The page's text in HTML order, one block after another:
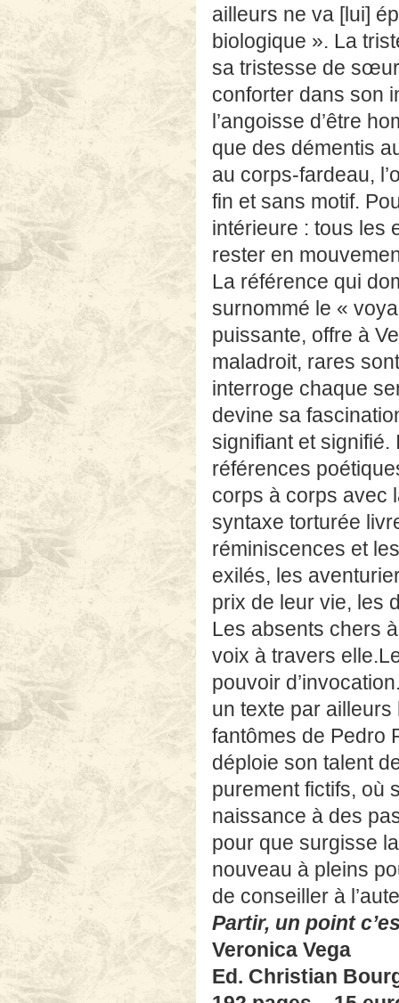
ailleurs ne va [lui]
biologique ». La
sa tristesse de
conforter dans son
l’angoisse d’être
que des démentis
au corps-fardeau,
fin et sans motif.
intérieure : tous les
rester en
La référence qui
surnommé le «
puissante, offre à
maladroit, rares
interroge chaque
devine sa
signifiant et signifié.
références
corps à corps avec
syntaxe torturée
réminiscences et
exilés, les
prix de leur vie, les
Les absents chers
voix à travers
pouvoir
un texte par ailleurs
fantômes de Pedro
déploie son talent
purement fictifs, où
naissance à des
pour que surgisse
nouveau à pleins
de conseiller à
Partir, un point
Veronica Vega
Ed. Christian